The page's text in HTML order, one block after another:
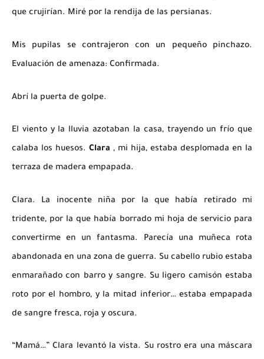
que crujirían. Miré por la rendija de las persianas.
Mis pupilas se contrajeron con un pequeño pinchazo.
Evaluación de amenaza: Confirmada.
Abrí la puerta de golpe.
El viento y la lluvia azotaban la casa, trayendo un frío que
calaba los huesos. Clara , mi hija, estaba desplomada en la
terraza de madera empapada.
Clara. La inocente niña por la que había retirado mi
tridente, por la que había borrado mi hoja de servicio para
convertirme en un fantasma. Parecía una muñeca rota
abandonada en una zona de guerra. Su cabello rubio estaba
enmarañado con barro y sangre. Su ligero camisón estaba
roto por el hombro, y la mitad inferior… estaba empapada
de sangre fresca, roja y oscura.
“Mamá…” Clara levantó la vista. Su rostro era una máscara